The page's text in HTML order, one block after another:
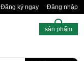
Đăng ký ngay Đăng nhập
sản phẩm